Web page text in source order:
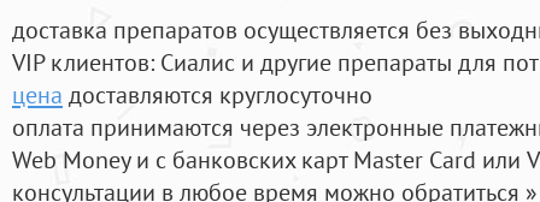
доставка препаратов осуществляется без
VIP клиентов: Сиалис и другие препараты для
цена доставляются круглосуточно
оплата принимаются через электронные
Web Money и с банковских карт Master Card или
консультации в любое время можно обратиться